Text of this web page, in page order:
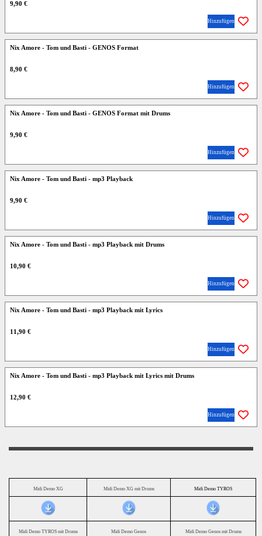
9,90 €
Hinzufügen
Nix Amore - Tom und Basti - GENOS Format
8,90 €
Hinzufügen
Nix Amore - Tom und Basti - GENOS Format mit Drums
9,90 €
Hinzufügen
Nix Amore - Tom und Basti - mp3 Playback
9,90 €
Hinzufügen
Nix Amore - Tom und Basti - mp3 Playback mit Drums
10,90 €
Hinzufügen
Nix Amore - Tom und Basti - mp3 Playback mit Lyrics
11,90 €
Hinzufügen
Nix Amore - Tom und Basti - mp3 Playback mit Lyrics mit Drums
12,90 €
Hinzufügen
Midi Demo XG Midi Demo XG mit Drums Midi Demo TYROS
Midi Demo TYROS mit Drums Midi Demo Genos Midi Demo Genos mit Drums